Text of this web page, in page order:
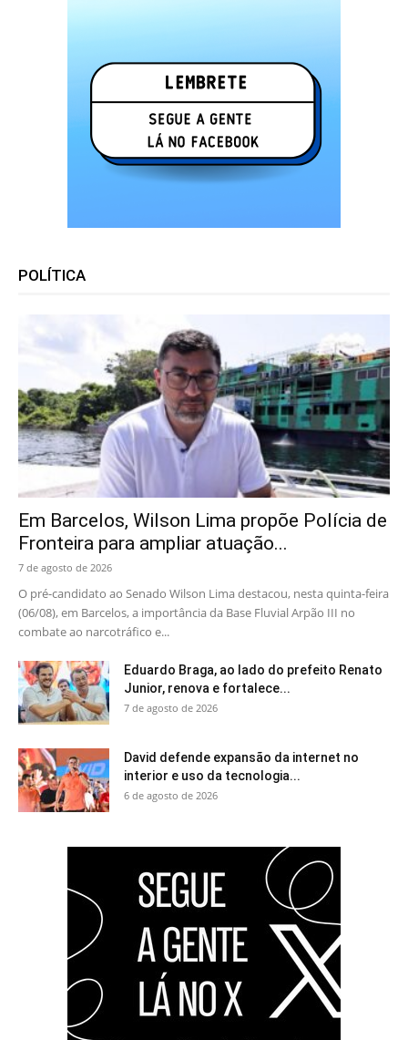
POLÍTICA
Em Barcelos, Wilson Lima propõe Polícia de
Fronteira para ampliar atuação...
7 de agosto de 2026
O pré-candidato ao Senado Wilson Lima destacou, nesta quinta-feira
(06/08), em Barcelos, a importância da Base Fluvial Arpão III no
combate ao narcotráfico e...
Eduardo Braga, ao lado do prefeito Renato
Junior, renova e fortalece...
7 de agosto de 2026
David defende expansão da internet no
interior e uso da tecnologia...
6 de agosto de 2026